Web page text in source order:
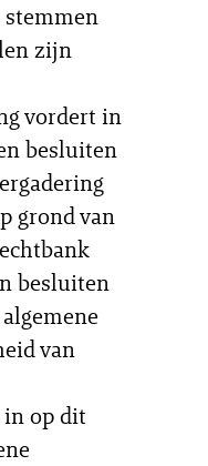
stemmen
zijn
vordert in
besluiten
grond van
besluiten
van
in op dit